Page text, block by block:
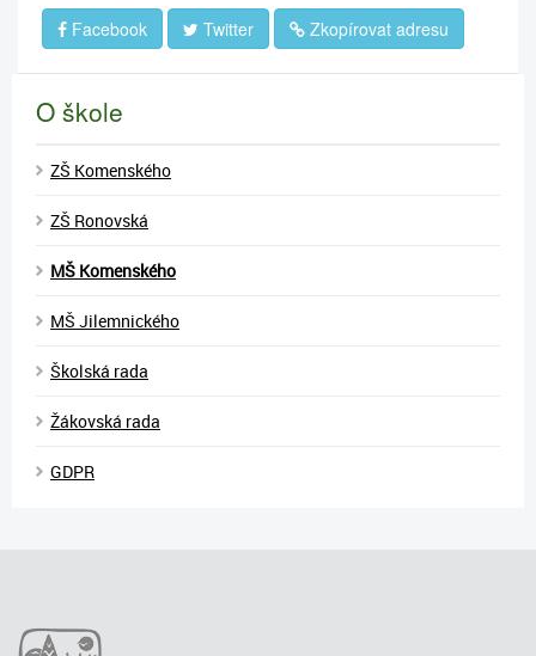
Facebook Twitter Zkopírovat adresu
O škole
ZŠ Komenského
ZŠ Ronovská
MŠ Komenského
MŠ Jilemnického
Školská rada
Žákovská rada
GDPR